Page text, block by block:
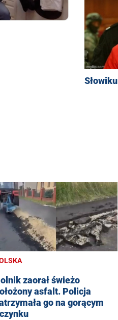
Słowiku
zaorał świeżo
asfalt. Policja
go na gorącym